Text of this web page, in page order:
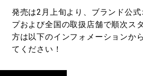
発売は2月上旬より、ブランド公
プおよび全国の取扱店舗で順次ス
方は以下のインフォメーションか
てください！